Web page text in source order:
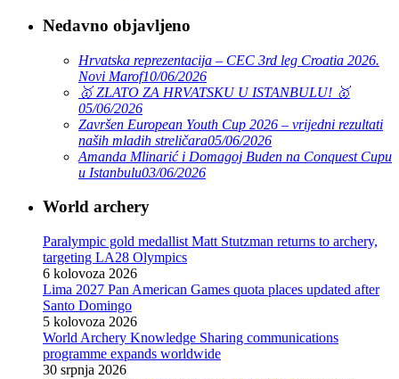
Nedavno objavljeno
Hrvatska reprezentacija – CEC 3rd leg Croatia 2026.
Novi Marof10/06/2026
🥇 ZLATO ZA HRVATSKU U ISTANBULU! 🥇
05/06/2026
Završen European Youth Cup 2026 – vrijedni rezultati
naših mladih streličara05/06/2026
Amanda Mlinarić i Domagoj Buden na Conquest Cupu
u Istanbulu03/06/2026
World archery
Paralympic gold medallist Matt Stutzman returns to archery,
targeting LA28 Olympics
6 kolovoza 2026
Lima 2027 Pan American Games quota places updated after
Santo Domingo
5 kolovoza 2026
World Archery Knowledge Sharing communications
programme expands worldwide
30 srpnja 2026